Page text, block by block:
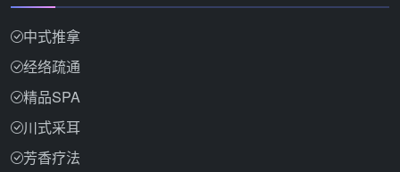
中式推拿
经络疏通
精品SPA
川式采耳
芳香疗法